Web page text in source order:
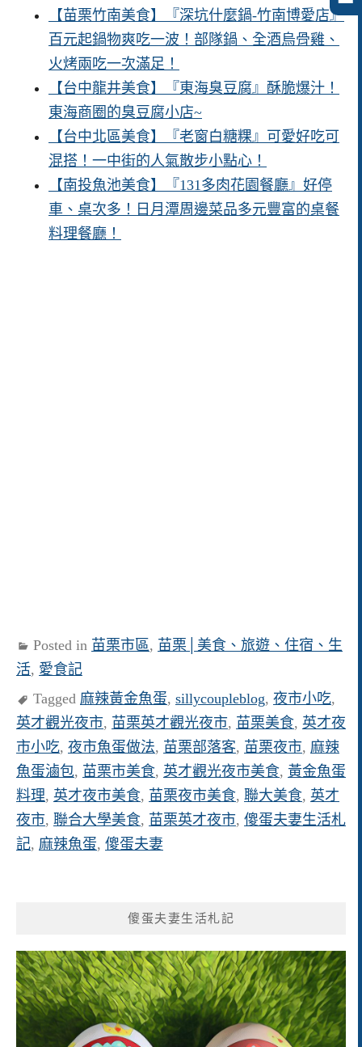
【苗栗竹南美食】『深坑什麼鍋-竹南博愛店』
百元起鍋物爽吃一波！部隊鍋、全酒烏骨雞、
火烤兩吃一次滿足！
【台中龍井美食】『東海臭豆腐』酥脆爆汁！
東海商圈的臭豆腐小店~
【台中北區美食】『老窗白糖粿』可愛好吃可
混搭！一中街的人氣散步小點心！
【南投魚池美食】『131多肉花園餐廳』好停
車、桌次多！日月潭周邊菜品多元豐富的桌餐
料理餐廳！
Posted in 苗栗市區, 苗栗│美食、旅遊、住宿、生
活, 愛食記
Tagged 麻辣黃金魚蛋, sillycoupleblog, 夜市小吃,
英才觀光夜市, 苗栗英才觀光夜市, 苗栗美食, 英才夜
市小吃, 夜市魚蛋做法, 苗栗部落客, 苗栗夜市, 麻辣
魚蛋滷包, 苗栗市美食, 英才觀光夜市美食, 黃金魚蛋
料理, 英才夜市美食, 苗栗夜市美食, 聯大美食, 英才
夜市, 聯合大學美食, 苗栗英才夜市, 傻蛋夫妻生活札
記, 麻辣魚蛋, 傻蛋夫妻
傻蛋夫妻生活札記